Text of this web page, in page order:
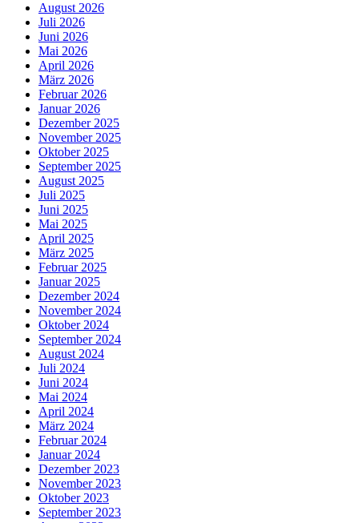
August 2026
Juli 2026
Juni 2026
Mai 2026
April 2026
März 2026
Februar 2026
Januar 2026
Dezember 2025
November 2025
Oktober 2025
September 2025
August 2025
Juli 2025
Juni 2025
Mai 2025
April 2025
März 2025
Februar 2025
Januar 2025
Dezember 2024
November 2024
Oktober 2024
September 2024
August 2024
Juli 2024
Juni 2024
Mai 2024
April 2024
März 2024
Februar 2024
Januar 2024
Dezember 2023
November 2023
Oktober 2023
September 2023